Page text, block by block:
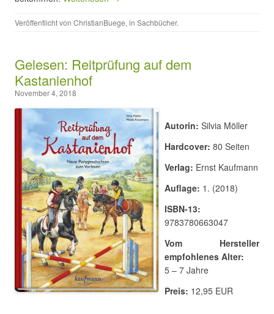
Veröffentlicht von ChristianBuege, in Sachbücher.
Gelesen: Reitprüfung auf dem
Kastanienhof
November 4, 2018
Autorin: Silvia Möller
Hardcover: 80 Seiten
Verlag: Ernst Kaufmann
Auflage: 1. (2018)
ISBN-13:
9783780663047
Vom Hersteller
empfohlenes Alter:
5 – 7 Jahre
Preis: 12,95 EUR